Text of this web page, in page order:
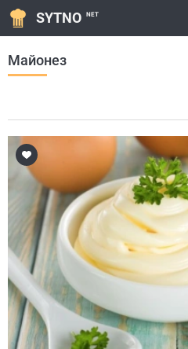
SYTNO NET
Майонез